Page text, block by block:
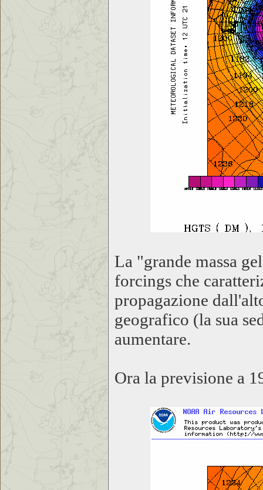
La "grande massa
forcings che
propagazione
geografico (la sua
aumentare.
Ora la previsione a